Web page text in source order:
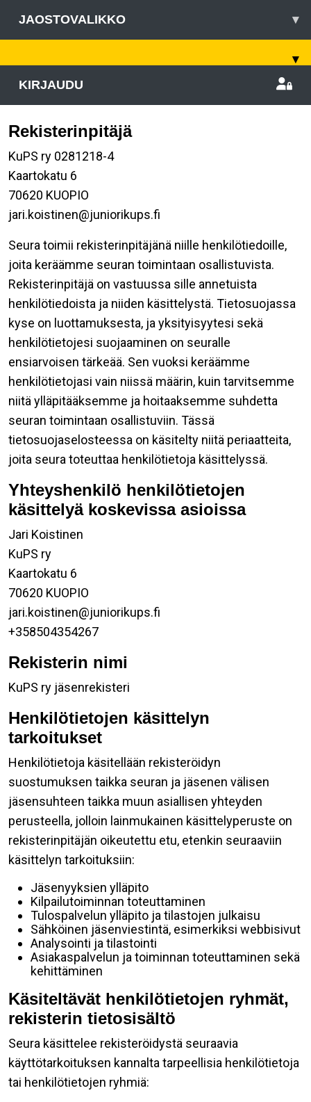
JAOSTOVALIKKO ▾
▾
KIRJAUDU
Rekisterinpitäjä
KuPS ry 0281218-4
Kaartokatu 6
70620 KUOPIO
jari.koistinen@juniorikups.fi
Seura toimii rekisterinpitäjänä niille henkilötiedoille,
joita keräämme seuran toimintaan osallistuvista.
Rekisterinpitäjä on vastuussa sille annetuista
henkilötiedoista ja niiden käsittelystä. Tietosuojassa
kyse on luottamuksesta, ja yksityisyytesi sekä
henkilötietojesi suojaaminen on seuralle
ensiarvoisen tärkeää. Sen vuoksi keräämme
henkilötietojasi vain niissä määrin, kuin tarvitsemme
niitä ylläpitääksemme ja hoitaaksemme suhdetta
seuran toimintaan osallistuviin. Tässä
tietosuojaselosteessa on käsitelty niitä periaatteita,
joita seura toteuttaa henkilötietoja käsittelyssä.
Yhteyshenkilö henkilötietojen
käsittelyä koskevissa asioissa
Jari Koistinen
KuPS ry
Kaartokatu 6
70620 KUOPIO
jari.koistinen@juniorikups.fi
+358504354267
Rekisterin nimi
KuPS ry jäsenrekisteri
Henkilötietojen käsittelyn
tarkoitukset
Henkilötietoja käsitellään rekisteröidyn
suostumuksen taikka seuran ja jäsenen välisen
jäsensuhteen taikka muun asiallisen yhteyden
perusteella, jolloin lainmukainen käsittelyperuste on
rekisterinpitäjän oikeutettu etu, etenkin seuraaviin
käsittelyn tarkoituksiin:
Jäsenyyksien ylläpito
Kilpailutoiminnan toteuttaminen
Tulospalvelun ylläpito ja tilastojen julkaisu
Sähköinen jäsenviestintä, esimerkiksi webbisivut
Analysointi ja tilastointi
Asiakaspalvelun ja toiminnan toteuttaminen sekä
kehittäminen
Käsiteltävät henkilötietojen ryhmät,
rekisterin tietosisältö
Seura käsittelee rekisteröidystä seuraavia
käyttötarkoituksen kannalta tarpeellisia henkilötietoja
tai henkilötietojen ryhmiä: